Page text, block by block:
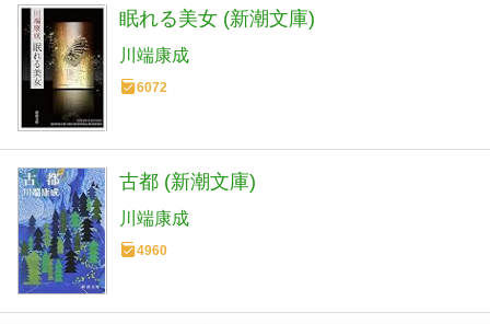
眠れる美女 (新潮文庫)
川端康成
6072
古都 (新潮文庫)
川端康成
4960